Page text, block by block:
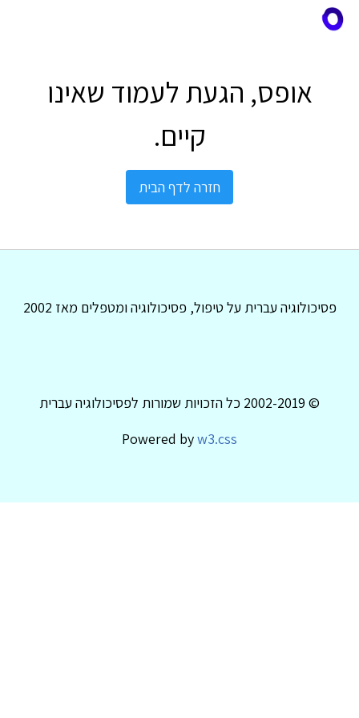
אופס, הגעת לעמוד שאינו
קיים.
חזרה לדף הבית
פסיכולוגיה עברית על טיפול, פסיכולוגיה ומטפלים מאז 2002
© 2002-2019 כל הזכויות שמורות לפסיכולוגיה עברית
Powered byw3.css